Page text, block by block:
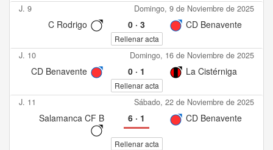
J. 9 Domingo, 9 de Noviembre de 2025
C Rodrigo 0· 3 CD Benavente
Rellenar acta
J. 10 Domingo, 16 de Noviembre de 2025
CD Benavente 0· 1 La Cistérniga
Rellenar acta
J. 11 Sábado, 22 de Noviembre de 2025
Salamanca CF B 6· 1 CD Benavente
Rellenar acta